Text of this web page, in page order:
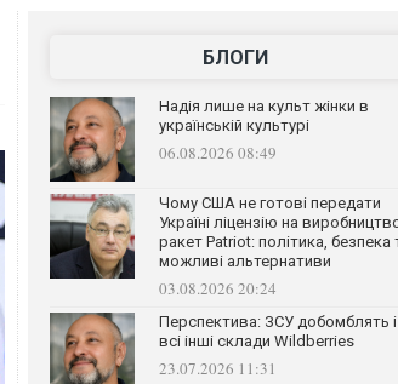
БЛОГИ
Надія лише на культ жінки в
українській культурі
06.08.2026 08:49
Чому США не готові передати
Україні ліцензію на
ракет Patriot: політика, безпека
можливі альтернативи
03.08.2026 20:24
Перспектива: ЗСУ добомблять і
всі інші склади Wildberries
23.07.2026 11:31